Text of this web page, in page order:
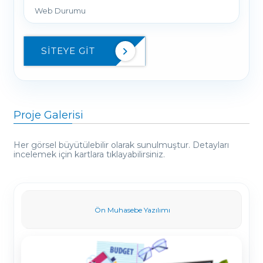
Web Durumu
SITEYE GIT
Proje Galerisi
Her görsel büyütülebilir olarak sunulmuştur. Detayları
incelemek için kartlara tıklayabilirsiniz.
Ön Muhasebe Yazılımı